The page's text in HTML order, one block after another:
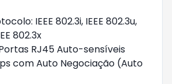
IEEE 802.3i, IEEE 802.3u,
802.3x
RJ45 Auto-sensíveis
com Auto Negociação (Auto